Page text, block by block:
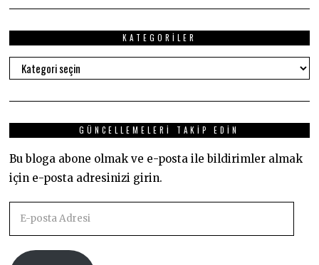
KATEGORILER
Kategoriler
GÜNCELLEMELERI TAKIP EDIN
Bu bloga abone olmak ve e-posta ile bildirimler almak
için e-posta adresinizi girin.
Adresi